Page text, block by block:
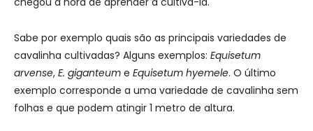
Sabe por exemplo quais são as principais variedades de
cavalinha cultivadas? Alguns exemplos: Equisetum
arvense, E. giganteum e Equisetum hyemele. O último
exemplo corresponde a uma variedade de cavalinha sem
folhas e que podem atingir 1 metro de altura.